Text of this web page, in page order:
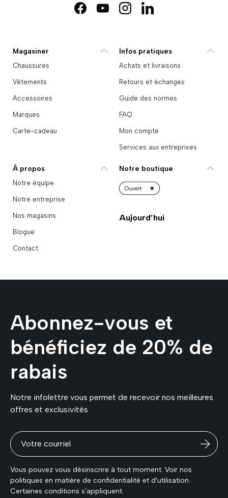
FacebookYouTubeInstagramLinkedIn
Magasiner
Chaussures
Vêtements
Accessoires
Marques
Carte-cadeau
Infos pratiques
Achats et livraisons
Retours et échanges
Guide des normes
FAQ
Mon compte
Services aux entreprises
À propos
Notre équipe
Notre entreprise
Nos magasins
Blogue
Contact
Notre boutique
Aujourd’hui
Abonnez-vous et
bénéficiez de 20% de
rabais
Notre infolettre vous permet de recevoir nos meilleures
offres et exclusivités
Vous pouvez vous désinscrire à tout moment. Voir nos
politiques en matière de confidentialité et d'utilisation.
Certaines conditions s'appliquent.